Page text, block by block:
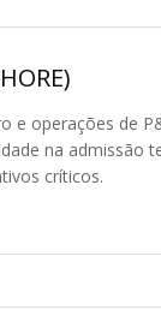
e operações de
na admissão
críticos.